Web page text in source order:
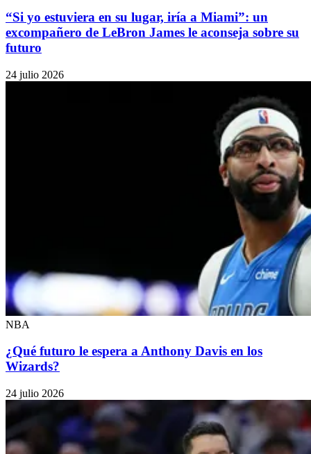
“Si yo estuviera en su lugar, iría a Miami”: un
excompañero de LeBron James le aconseja sobre su
futuro
24 julio 2026
NBA
¿Qué futuro le espera a Anthony Davis en los
Wizards?
24 julio 2026